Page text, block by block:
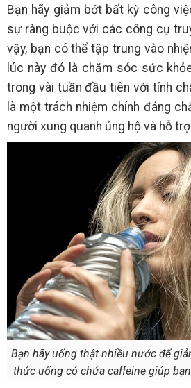
Bạn hãy giảm bớt bất kỳ công
sự ràng buộc với các công cụ
vậy, bạn có thể tập trung vào
lúc này đó là chăm sóc sức
trong vài tuần đầu tiên với tính
là một trách nhiệm chính đáng
người xung quanh ủng hộ và hỗ
Bạn hãy uống thật nhiều nước để
thức uống có chứa caffeine giúp